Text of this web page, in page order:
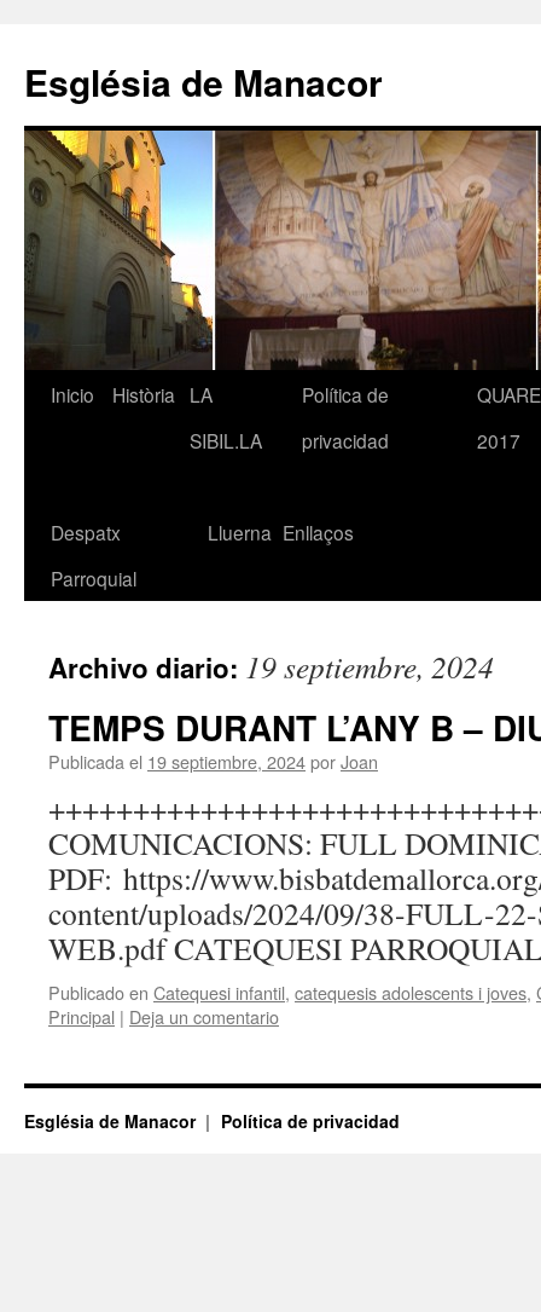
contenido
Església de Manacor
Inicio Història
LA
SIBIL.LA
Política de
privacidad
2017
Despatx
Parroquial
Lluerna Enllaços
Archivo diario: 19 septiembre, 2024
TEMPS DURANT L’ANY B –
Publicada el 19 septiembre, 2024porJoan
COMUNICACIONS: FULL
PDF: https://
content/uploads/2024/09/38-FULL-
WEB.pdf CATEQUESI
Publicado en Catequesi infantil, catequesis adolescents i joves,
Principal | Deja un comentario
Església de Manacor Política de privacidad